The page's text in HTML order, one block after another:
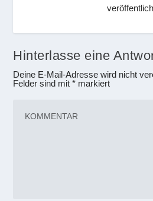
Hinterlasse eine
Deine E-Mail-Adresse wird nicht
Felder sind mit* markiert